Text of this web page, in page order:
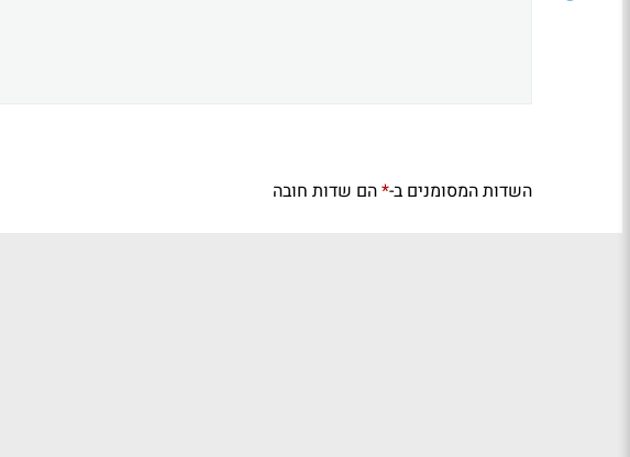
השדות המסומנים ב-*הם שדות חובה